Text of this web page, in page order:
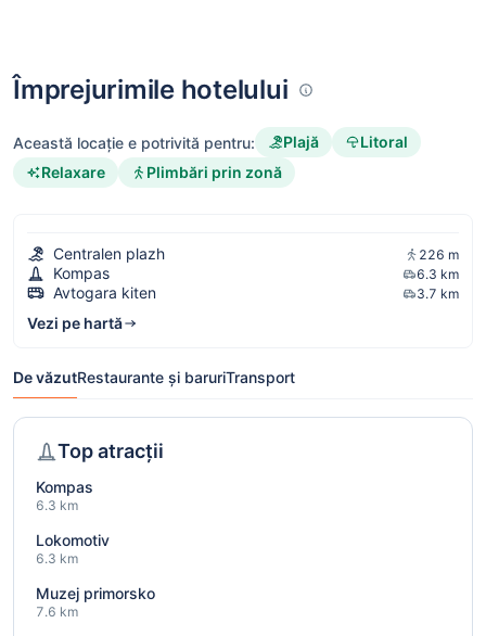
Împrejurimile hotelului
Această locație e potrivită pentru: Plajă
Litoral
Relaxare
Plimbări prin zonă
Centralen plazh 226 m
Kompas 6.3 km
Avtogara kiten 3.7 km
Vezi pe hartă
De văzutRestaurante și baruriTransport
Top atracții
Kompas
6.3 km
Lokomotiv
6.3 km
Muzej primorsko
7.6 km